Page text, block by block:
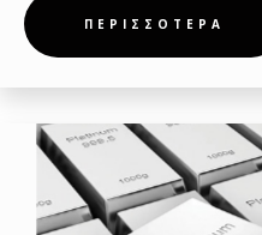
ΠΕΡΙΣΣΟΤΕΡΑ